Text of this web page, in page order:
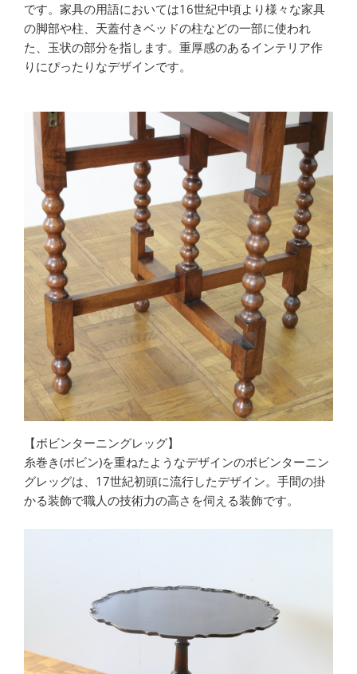
です。家具の用語においては16世紀中頃より様々な家具
の脚部や柱、天蓋付きベッドの柱などの一部に使われ
た、玉状の部分を指します。重厚感のあるインテリア作
りにぴったりなデザインです。
【ボビンターニングレッグ】
糸巻き(ボビン)を重ねたようなデザインのボビンターニン
グレッグは、17世紀初頭に流行したデザイン。手間の掛
かる装飾で職人の技術力の高さを伺える装飾です。